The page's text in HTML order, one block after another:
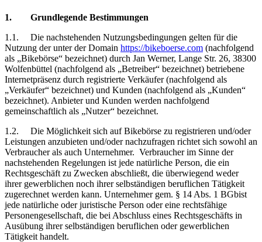
1.
Grundlegende Bestimmungen
1.1.
Die nachstehenden Nutzungsbedingungen gelten für die
Nutzung der unter der Domain https://bikeboerse.com (nachfolgend
als „Bikebörse“ bezeichnet) durch Jan Werner, Lange Str. 26, 38300
Wolfenbüttel (nachfolgend als „Betreiber“ bezeichnet) betriebene
Internetpräsenz durch registrierte Verkäufer (nachfolgend als
„Verkäufer“ bezeichnet) und Kunden (nachfolgend als „Kunden“
bezeichnet). Anbieter und Kunden werden nachfolgend
gemeinschaftlich als „Nutzer“ bezeichnet.
1.2.
Die Möglichkeit sich auf Bikebörse zu registrieren und/oder
Leistungen anzubieten und/oder nachzufragen richtet sich sowohl an
Verbraucher als auch Unternehmer. Verbraucher im Sinne der
nachstehenden Regelungen ist jede natürliche Person, die ein
Rechtsgeschäft zu Zwecken abschließt, die überwiegend weder
ihrer gewerblichen noch ihrer selbständigen beruflichen Tätigkeit
zugerechnet werden kann. Unternehmer gem. § 14 Abs. 1 BGbist
jede natürliche oder juristische Person oder eine rechtsfähige
Personengesellschaft, die bei Abschluss eines Rechtsgeschäfts in
Ausübung ihrer selbständigen beruflichen oder gewerblichen
Tätigkeit handelt.